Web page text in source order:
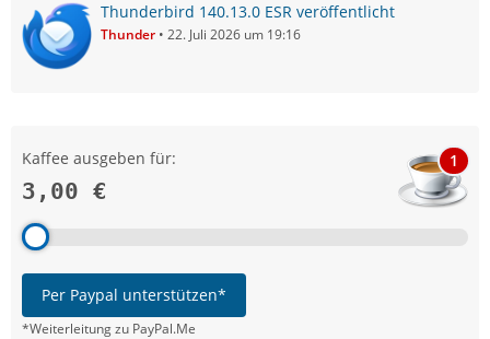
Thunderbird 140.13.0 ESR veröffentlicht
Thunder 22. Juli 2026 um 19:16
Kaffee ausgeben für:
3,00 €
1
Per Paypal unterstützen*
*Weiterleitung zu PayPal.Me